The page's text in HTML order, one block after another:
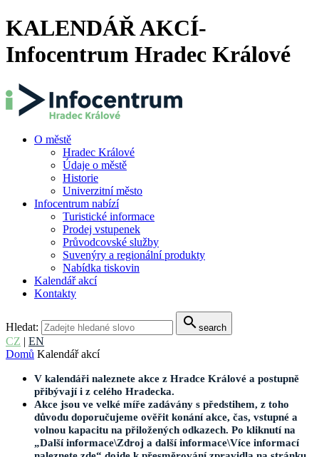
KALENDÁŘ AKCÍ-
Infocentrum Hradec Králové
O městě
Hradec Králové
Údaje o městě
Historie
Univerzitní město
Infocentrum nabízí
Turistické informace
Prodej vstupenek
Průvodcovské služby
Suvenýry a regionální produkty
Nabídka tiskovin
Kalendář akcí
Kontakty
Hledat: search search
CZ | EN
Domů Kalendář akcí
V kalendáři naleznete akce z Hradce Králové a postupně
přibývají i z celého Hradecka.
Akce jsou ve velké míře zadávány s předstihem, z toho
důvodu doporučujeme ověřit konání akce, čas, vstupné a
volnou kapacitu na přiložených odkazech. Po kliknutí na
„Další informace\Zdroj a další informace\Více informací